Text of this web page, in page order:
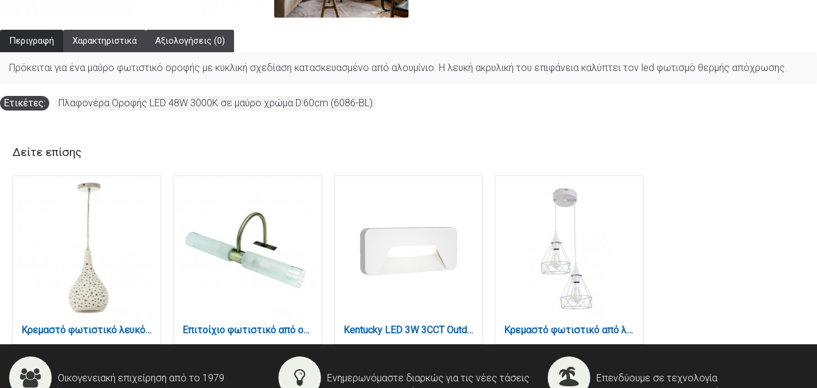
Περιγραφή Χαρακτηριστικά Αξιολογήσεις (0)
Πρόκειται για ένα μαύρο φωτιστικό οροφής με κυκλική σχεδίαση κατασκευασμένο από αλουμίνιο. Η λευκή ακρυλική του επιφάνεια καλύπτει τον led φωτισμό θερμής απόχρωσης.
Ετικέτες: Πλαφονέρα Οροφής LED 48W 3000K σε μαύρο χρώμα D:60cm (6086-BL)
Δείτε επίσης
Κρεμαστό φωτιστικό λευκό από γύψο 1XE27 D:16cm (4471) Επιτοίχιο φωτιστικό από οξυντέ μέταλλο και αμμοβολή γυαλί 2XG9 D:31,5cm (1046-Οξυντέ) Kentucky LED 3W 3CCT Outdoor Wall Lamp White D:22cmx8cm (80202020) Κρεμαστό φωτιστικό από λευκό μέταλλο 2XE27 D:20cm (4024-2-WH-ROSETTE)
Οικογενειακή επιχείρηση από το 1979
Ενημερωνόμαστε διαρκώς για τις νέες τάσεις
Επενδύουμε σε τεχνολογία